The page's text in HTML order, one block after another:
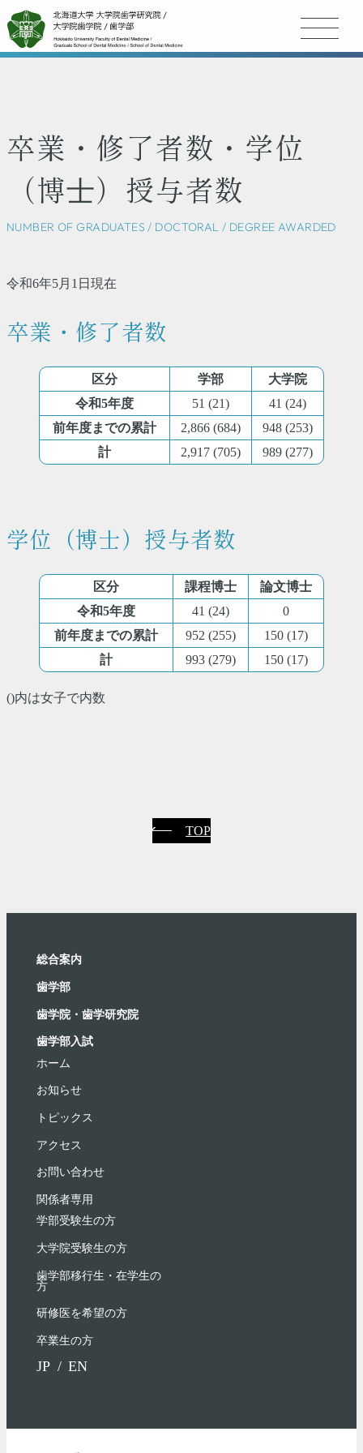
卒業・修了者数・学位
（博⼠）授与者数
NUMBER OF GRADUATES / DOCTORAL / DEGREE AWARDED
令和6年5月1日現在
卒業・修了者数
区分 学部
大学院
令和5年度
51 (21)
41 (24)
前年度までの累計
2,866 (684)
948 (253)
計
2,917 (705) 989 (277)
学位（博士）授与者数
区分 課程博士
論文博士
令和5年度
41 (24)
0
前年度までの累計
952 (255)
150 (17)
計
993 (279) 150 (17)
()内は女子で内数
TOP
総合案内
⻭学部
歯学院・⻭学研究院
歯学部入試
ホーム
お知らせ
トピックス
アクセス
お問い合わせ
関係者専用
学部受験⽣の⽅
大学院受験生の方
歯学部移行生・在学⽣の
⽅
研修医を希望の方
卒業生の方
JP EN